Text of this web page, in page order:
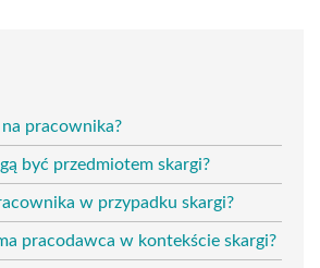
pracownika?
być przedmiotem skargi?
w przypadku skargi?
pracodawca w kontekście skargi?